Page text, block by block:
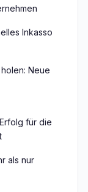
Inkasso
Neue
für die
als nur